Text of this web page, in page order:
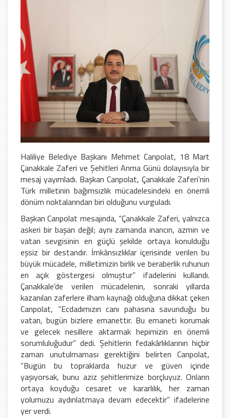
Haliliye Belediye Başkanı Mehmet Canpolat, 18 Mart
Çanakkale Zaferi ve Şehitleri Anma Günü dolayısıyla bir
mesaj yayımladı. Başkan Canpolat, Çanakkale Zaferi’nin
Türk milletinin bağımsızlık mücadelesindeki en önemli
dönüm noktalarından biri olduğunu vurguladı.
Başkan Canpolat mesajında, “Çanakkale Zaferi, yalnızca
askeri bir başarı değil; aynı zamanda inancın, azmin ve
vatan sevgisinin en güçlü şekilde ortaya konulduğu
eşsiz bir destandır. İmkânsızlıklar içerisinde verilen bu
büyük mücadele, milletimizin birlik ve beraberlik ruhunun
en açık göstergesi olmuştur” ifadelerini kullandı.
Çanakkale’de verilen mücadelenin, sonraki yıllarda
kazanılan zaferlere ilham kaynağı olduğuna dikkat çeken
Canpolat, “Ecdadımızın canı pahasına savunduğu bu
vatan, bugün bizlere emanettir. Bu emaneti korumak
ve gelecek nesillere aktarmak hepimizin en önemli
sorumluluğudur” dedi. Şehitlerin fedakârlıklarının hiçbir
zaman unutulmaması gerektiğini belirten Canpolat,
“Bugün bu topraklarda huzur ve güven içinde
yaşıyorsak, bunu aziz şehitlerimize borçluyuz. Onların
ortaya koyduğu cesaret ve kararlılık, her zaman
yolumuzu aydınlatmaya devam edecektir” ifadelerine
yer verdi.